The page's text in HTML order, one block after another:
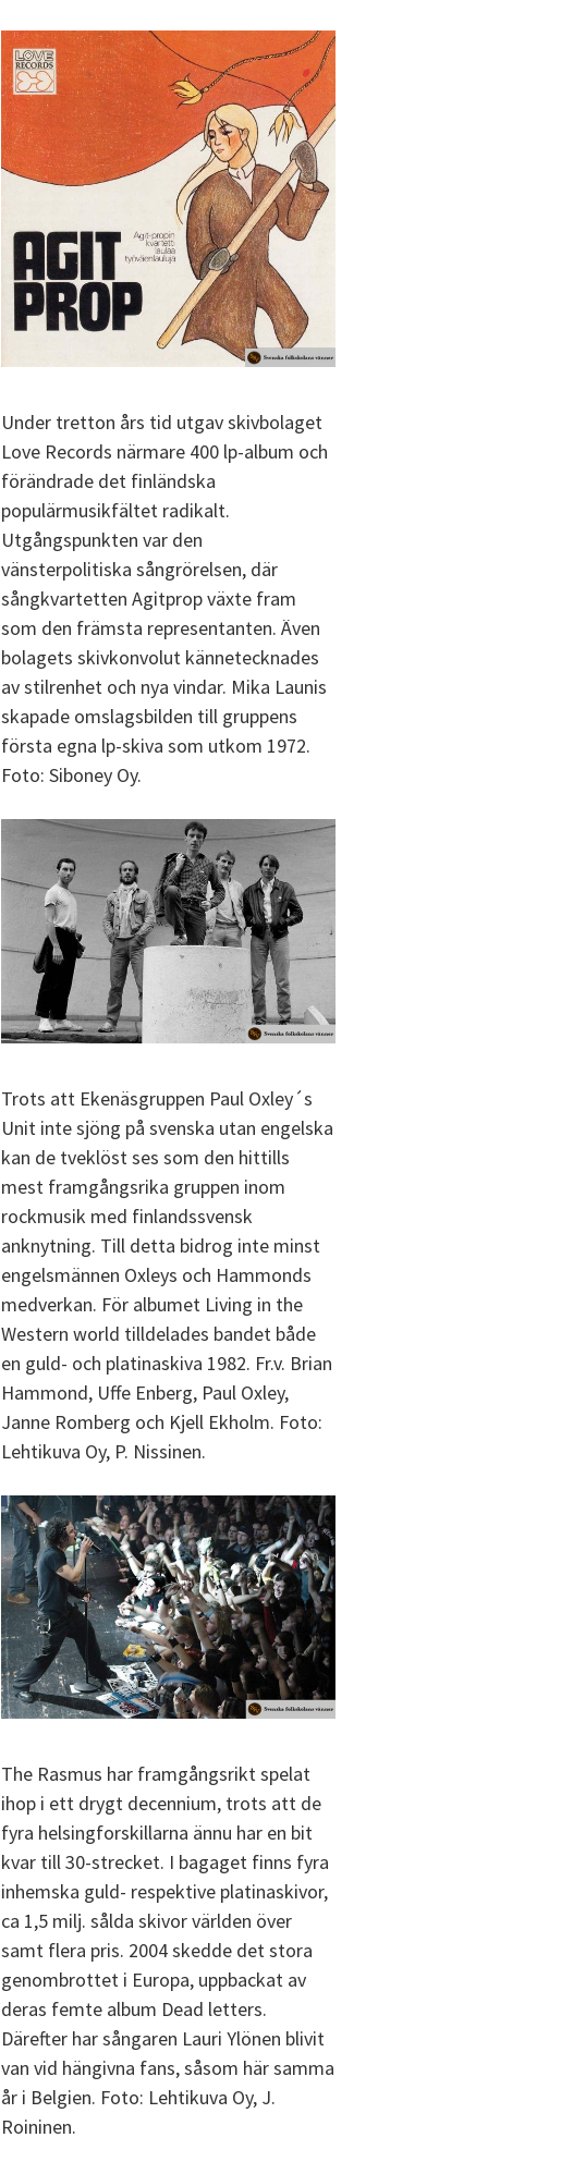
Under tretton års tid utgav skivbolaget
Love Records närmare 400 lp-album och
förändrade det finländska
populärmusikfältet radikalt.
Utgångspunkten var den
vänsterpolitiska sångrörelsen, där
sångkvartetten Agitprop växte fram
som den främsta representanten. Även
bolagets skivkonvolut kännetecknades
av stilrenhet och nya vindar. Mika Launis
skapade omslagsbilden till gruppens
första egna lp-skiva som utkom 1972.
Foto: Siboney Oy.
Trots att Ekenäsgruppen Paul Oxley´s
Unit inte sjöng på svenska utan engelska
kan de tveklöst ses som den hittills
mest framgångsrika gruppen inom
rockmusik med finlandssvensk
anknytning. Till detta bidrog inte minst
engelsmännen Oxleys och Hammonds
medverkan. För albumet Living in the
Western world tilldelades bandet både
en guld- och platinaskiva 1982. Fr.v. Brian
Hammond, Uffe Enberg, Paul Oxley,
Janne Romberg och Kjell Ekholm. Foto:
Lehtikuva Oy, P. Nissinen.
The Rasmus har framgångsrikt spelat
ihop i ett drygt decennium, trots att de
fyra helsingforskillarna ännu har en bit
kvar till 30-strecket. I bagaget finns fyra
inhemska guld- respektive platinaskivor,
ca 1,5 milj. sålda skivor världen över
samt flera pris. 2004 skedde det stora
genombrottet i Europa, uppbackat av
deras femte album Dead letters.
Därefter har sångaren Lauri Ylönen blivit
van vid hängivna fans, såsom här samma
år i Belgien. Foto: Lehtikuva Oy, J.
Roininen.